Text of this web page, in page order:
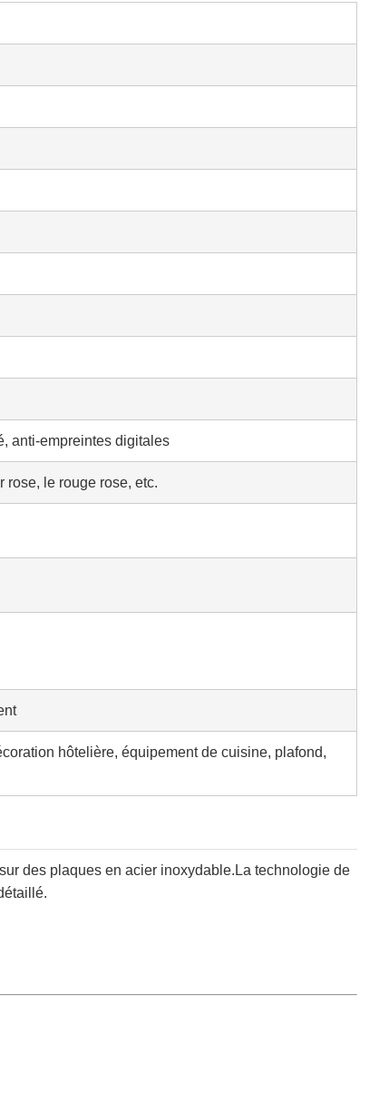
anti-empreintes digitales
rose, le rouge rose, etc.
hôtelière, équipement de cuisine, plafond,
des plaques en acier inoxydable.La technologie de